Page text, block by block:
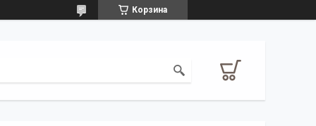
Корзина